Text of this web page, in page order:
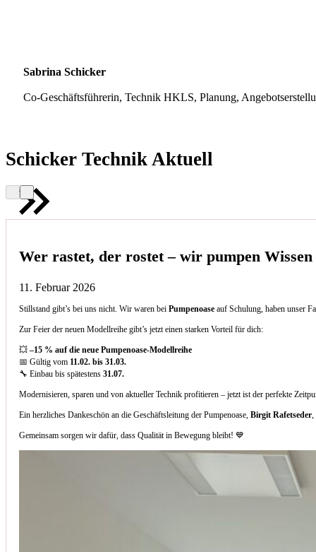
Sabrina Schicker
Co-Geschäftsführerin, Technik HKLS, Planung,
Schicker Technik Aktuell
Wer rastet, der rostet – wir pumpen
11. Februar 2026
Stillstand gibt’s bei uns nicht. Wir waren beiPumpenoase auf Schulung, haben unser
Zur Feier der neuen Modellreihe gibt’s jetzt einen starken Vorteil für dich:
💥–15 % auf die neue Pumpenoase-Modellreihe
📅 Gültig vom 11.02. bis 31.03.
🔧 Einbau bis spätestens31.07.
Modernisieren, sparen und von aktueller Technik profitieren – jetzt ist der perfekte
Ein herzliches Dankeschön an die Geschäftsleitung der Pumpenoase,Birgit Rafetseder
Gemeinsam sorgen wir dafür, dass Qualität in Bewegung bleibt! 💙